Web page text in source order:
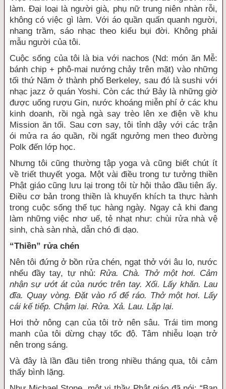
làm. Đại loại là người già, phụ nữ trung niên nhàn rỗi,
không có việc gì làm. Với áo quần quấn quanh người,
nhang trầm, sáo nhạc theo kiểu bụi đời. Không phải
mẫu người của tôi.
Cuộc sống của tôi là bia với nachos (Nd: món ăn Mễ:
bánh chip + phô-mai nướng chảy trên mặt) vào những
tối thứ Năm ở thành phố Berkeley, sau đó là sushi với
nhạc jazz ở quán Yoshi. Còn các thứ Bảy là những giờ
được uống rượu Gin, nước khoáng miễn phí ở các khu
kinh doanh, rồi ngà ngà say trèo lên xe điện về khu
Mission ăn tối. Sau cơn say, tôi tỉnh dậy với các trận
ói mửa ra áo quần, rồi ngất ngưởng men theo đường
Polk đến lớp học.
Nhưng tôi cũng thường tập yoga và cũng biết chút ít
về triết thuyết yoga. Một vài điều trong tư tưởng thiền
Phật giáo cũng lưu lại trong tôi từ hội thảo đầu tiên ấy.
Điều cơ bản trong thiền là khuyến khích ta thực hành
trong cuộc sống thế tục hàng ngày. Ngay cả khi đang
làm những việc nhơ uế, tẻ nhạt như: chùi rửa nhà vệ
sinh, chà sàn nhà, dẫn chó đi dạo.
“Thiền” rửa chén
Nên tôi đứng ở bồn rửa chén, ngạt thở với âu lo, nước
nhểu đầy tay, tự nhủ: Rửa. Chà. Thở một hơi. Cảm
nhận sự ướt át của nước trên tay. Xối. Lấy khăn. Lau
đĩa. Quay vòng. Đặt vào rổ để ráo. Thở một hơi. Lấy
cái kế tiếp. Chậm lại. Rửa. Xả. Lau. Lặp lại.
Hơi thở nông cạn của tôi trở nên sâu. Trái tim mong
manh của tôi dừng chạy tốc độ. Tâm nhiễu loạn trở
nên trong sáng.
Và đây là lần đầu tiên trong nhiều tháng qua, tôi cảm
thấy bình lặng.